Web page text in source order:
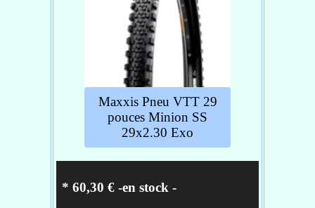
utilisation : vtt
Section - 2.30
Carcasse - EXO
Taille de roues - 27.5
Réf : TB91007000
Maxxis Pneu VTT 29
pouces Minion SS
29x2.30 Exo
* 60,30 € -en stock -